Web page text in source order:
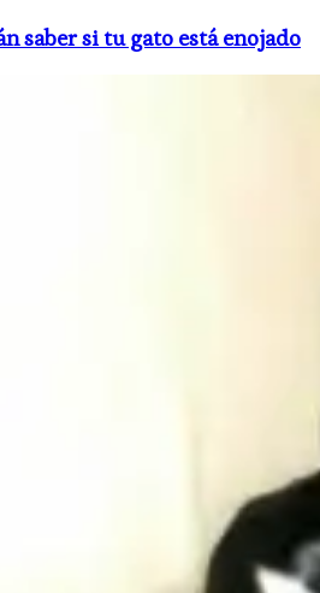
saber si tu gato está enojado